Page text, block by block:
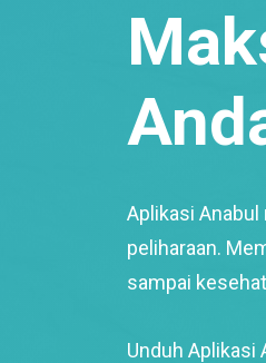
Aplikasi
peliharaan.
sampai
Unduh Aplikasi